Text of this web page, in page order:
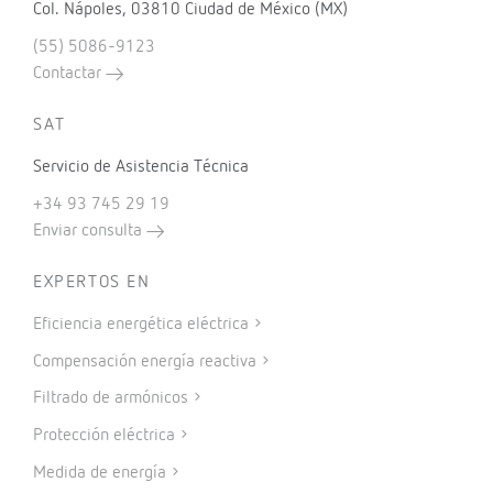
Col. Nápoles, 03810 Ciudad de México (MX)
(55) 5086-9123
Contactar
SAT
Servicio de Asistencia Técnica
+34 93 745 29 19
Enviar consulta
EXPERTOS EN
Eficiencia energética eléctrica
Compensación energía reactiva
Filtrado de armónicos
Protección eléctrica
Medida de energía